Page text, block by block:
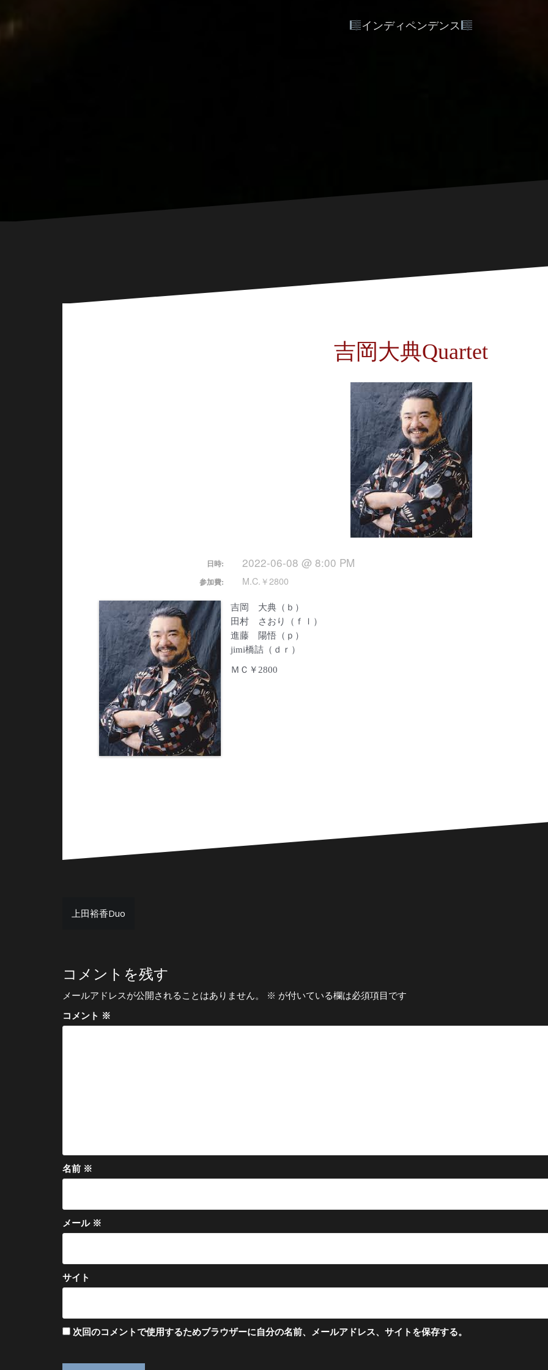
インディペンデンス
吉岡大典Quartet
日時: 2022-06-08 @ 8:00 PM
参加費: M.C.￥2800
吉岡 大典（ｂ）
田村 さおり（ｆｌ）
進藤 陽悟（ｐ）
jimi橋詰（ｄｒ）
ＭＣ￥2800
投
ビ
ゲ
ー
シ
上田裕香Duo
コメントを残す
メールアドレスが公開されることはありません。 ※ が付いている欄は必須項目です
コメント ※
名前 ※
メール ※
サイト
次回のコメントで使用するためブラウザーに自分の名前、メールアドレス、サイトを保存する。